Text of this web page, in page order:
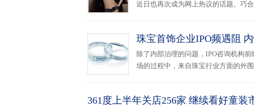
近日也再次成为网上热议的话题。巧
珠宝首饰企业IPO频遇阻
除了内部治理的问题，IPO咨询机构
场的过程中，来自珠宝行业方面的外
361度上半年关店256家 继续看好童装